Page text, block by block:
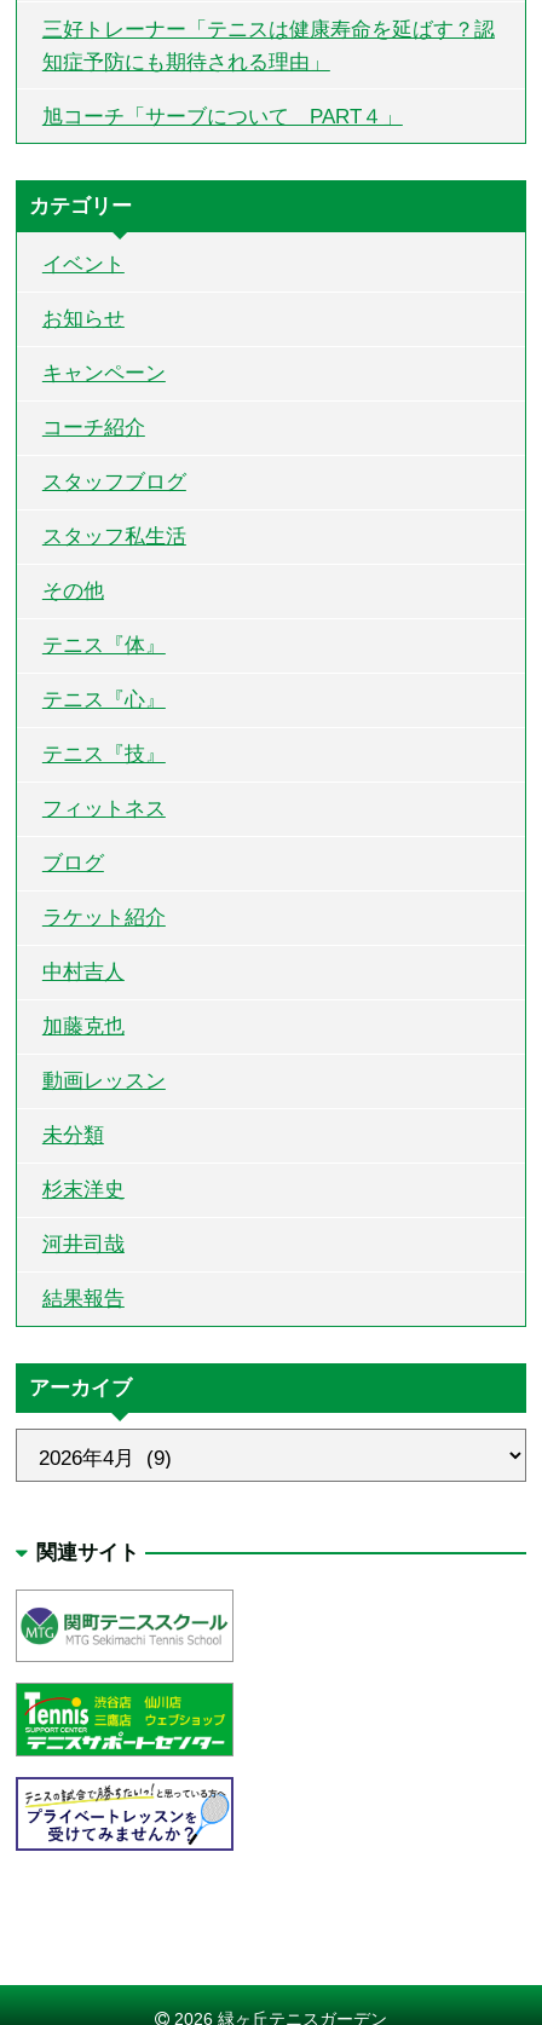
三好トレーナー「テニスは健康寿命を延ばす？認
知症予防にも期待される理由」
旭コーチ「サーブについて PART４」
カテゴリー
イベント
お知らせ
キャンペーン
コーチ紹介
スタッフブログ
スタッフ私生活
その他
テニス『体』
テニス『心』
テニス『技』
フィットネス
ブログ
ラケット紹介
中村吉人
加藤克也
動画レッスン
未分類
杉末洋史
河井司哉
結果報告
アーカイブ
関連サイト
2026 緑ヶ丘テニスガーデン